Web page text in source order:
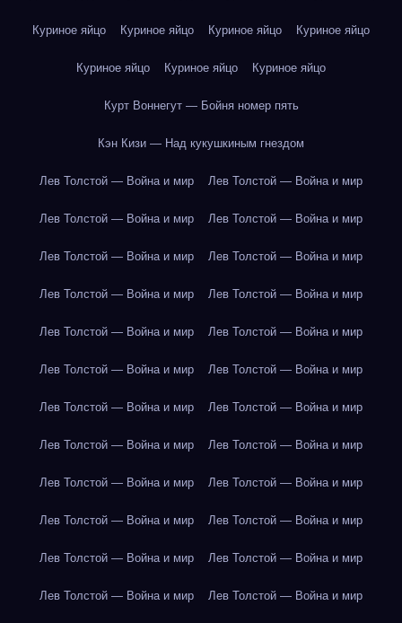
Куриное яйцо Куриное яйцо Куриное яйцо Куриное яйцо
Куриное яйцо Куриное яйцо Куриное яйцо
Курт Воннегут — Бойня номер пять
Кэн Кизи — Над кукушкиным гнездом
Лев Толстой — Война и мир Лев Толстой — Война и мир
Лев Толстой — Война и мир Лев Толстой — Война и мир
Лев Толстой — Война и мир Лев Толстой — Война и мир
Лев Толстой — Война и мир Лев Толстой — Война и мир
Лев Толстой — Война и мир Лев Толстой — Война и мир
Лев Толстой — Война и мир Лев Толстой — Война и мир
Лев Толстой — Война и мир Лев Толстой — Война и мир
Лев Толстой — Война и мир Лев Толстой — Война и мир
Лев Толстой — Война и мир Лев Толстой — Война и мир
Лев Толстой — Война и мир Лев Толстой — Война и мир
Лев Толстой — Война и мир Лев Толстой — Война и мир
Лев Толстой — Война и мир Лев Толстой — Война и мир